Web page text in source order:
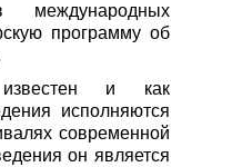
программу об
и как
исполняются
современной
он является